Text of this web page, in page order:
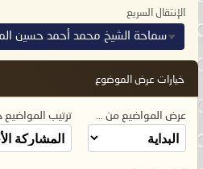
الإنتقال السريع
سماحة الشيخ محمد أحمد حسين
خيارات عرض الموضوع
عرض المواضيع من ... ترتيب